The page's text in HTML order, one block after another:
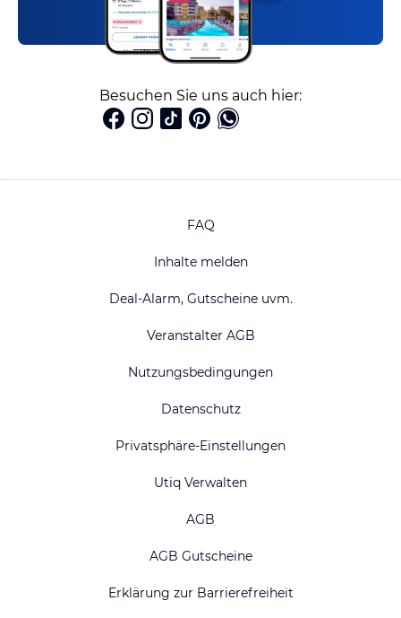
Besuchen Sie uns auch hier:
FAQ
Inhalte melden
Deal-Alarm, Gutscheine uvm.
Veranstalter AGB
Nutzungsbedingungen
Datenschutz
Privatsphäre-Einstellungen
Utiq Verwalten
AGB
AGB Gutscheine
Erklärung zur Barrierefreiheit